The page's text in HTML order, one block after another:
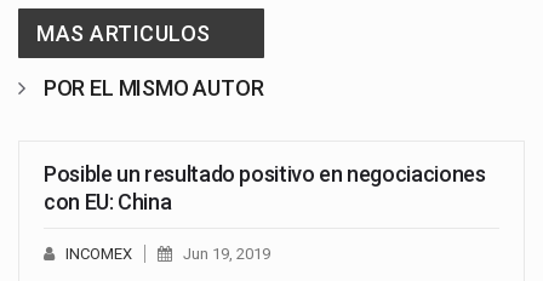
MAS ARTICULOS
POR EL MISMO AUTOR
Posible un resultado positivo en negociaciones
con EU: China
INCOMEX Jun 19, 2019